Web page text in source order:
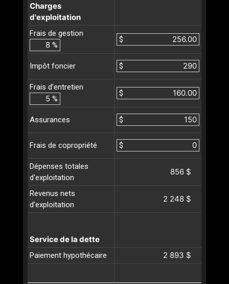
Charges
d'exploitation
Frais de gestion
%
$
Impôt foncier $
Frais d’entretien
%
$
Assurances $
Frais de copropriété $
Dépenses totales
d'exploitation
856 $
Revenus nets
d'exploitation
2 248 $
Service de la dette
Paiement hypothécaire 2 893 $